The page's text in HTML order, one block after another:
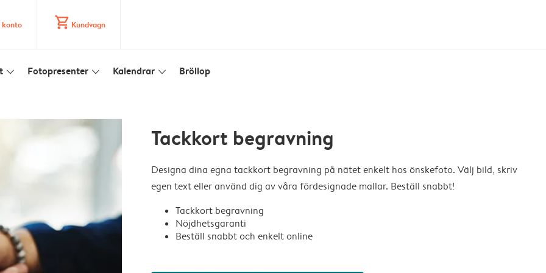
shopping_cart Kundvagn
slim_arrow_down Fotopresenter slim_arrow_down Kalendrar slim_arrow_down Bröllop
Tackkort begravning
Designa dina egna tackkort begravning på nätet enkelt hos önskefoto. Välj bild, skriv
egen text eller använd dig av våra fördesignade mallar. Beställ snabbt!
Tackkort begravning
Nöjdhetsgaranti
Beställ snabbt och enkelt online